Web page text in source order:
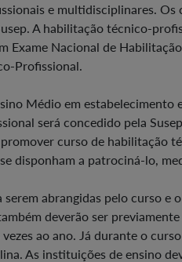
e multidisciplinares. Os
A habilitação técnico-
Exame Nacional de
Profissional.
Médio em estabelecimento
será concedido pela
curso de habilitação
disponham a patrociná-lo,
abrangidas pelo curso e
deverão ser
ao ano. Já durante o
As instituições de ensino